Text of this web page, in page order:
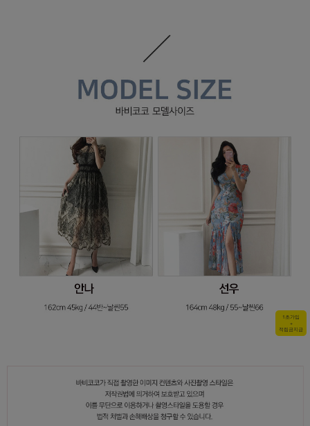
1초가입
+
적립금지급